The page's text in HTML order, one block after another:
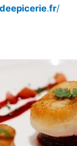
.fr/